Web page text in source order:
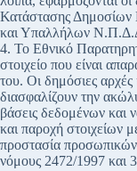
Κατάστασης Δημοσίων
και Υπαλλήλων
4. Το Εθνικό
στοιχείο που είναι
του. Οι δημόσιες αρχές
διασφαλίζουν την
βάσεις δεδομένων και
και παροχή στοιχείων
προστασία
νόμους 2472/1997 και